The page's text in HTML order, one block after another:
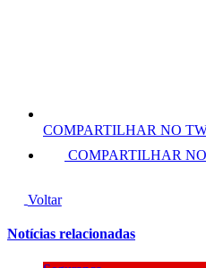
COMPARTILHAR NO
COMPARTILHAR
Voltar
Notícias relacionadas